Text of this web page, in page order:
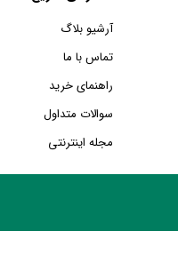
آرشیو بلاگ
تماس با ما
راهنمای خرید
سوالات متداول
مجله اینترنتی